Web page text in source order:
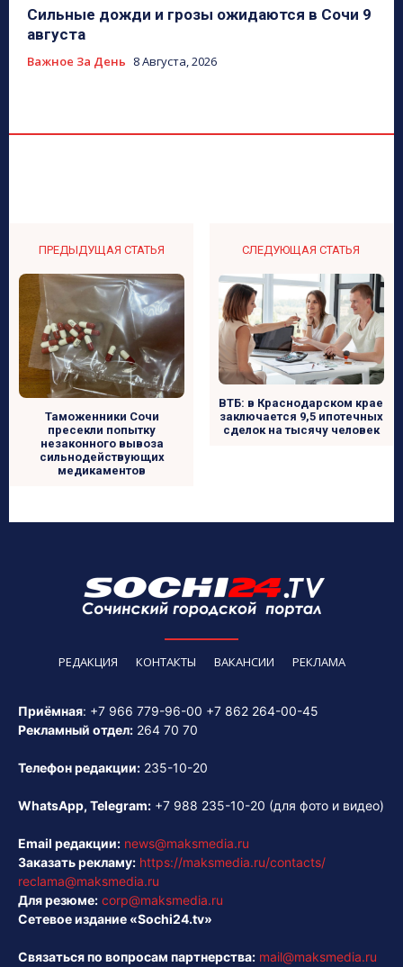
Сильные дожди и грозы ожидаются в Сочи 9
августа
Важное За День 8 Августа, 2026
ПРЕДЫДУЩАЯ СТАТЬЯ
Таможенники Сочи
пресекли попытку
незаконного вывоза
сильнодействующих
медикаментов
СЛЕДУЮЩАЯ СТАТЬЯ
ВТБ: в Краснодарском крае
заключается 9,5 ипотечных
сделок на тысячу человек
РЕДАКЦИЯ КОНТАКТЫ ВАКАНСИИ РЕКЛАМА
Приёмная: +7 966 779-96-00 +7 862 264-00-45
Рекламный отдел: 264 70 70
Телефон редакции: 235-10-20
WhatsApp, Telegram: +7 988 235-10-20 (для фото и видео)
Email редакции: news@maksmedia.ru
Заказать рекламу: https://maksmedia.ru/contacts/
reclama@maksmedia.ru
Для резюме: corp@maksmedia.ru
Сетевое издание «Sochi24.tv»
Связаться по вопросам партнерства: mail@maksmedia.ru